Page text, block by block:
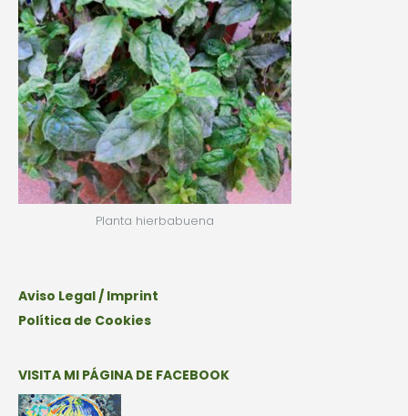
Planta hierbabuena
Aviso Legal / Imprint
Política de Cookies
VISITA MI PÁGINA DE FACEBOOK